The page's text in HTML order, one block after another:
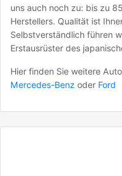
uns auch noch zu: bis zu
Herstellers. Qualität ist
Selbstverständlich führen
Erstausrüster des
Hier finden Sie weitere
Mercedes-Benz oder Ford